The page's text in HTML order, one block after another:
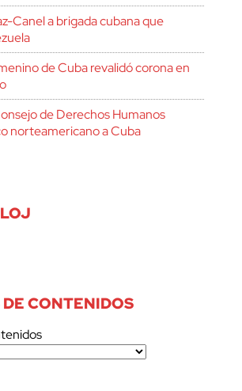
Canel a brigada cubana que
de Cuba revalidó corona en
de Derechos Humanos
norteamericano a Cuba
CONTENIDOS